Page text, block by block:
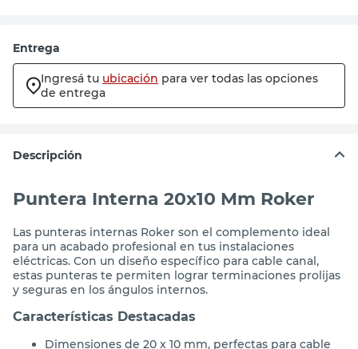
Entrega
Ingresá tu ubicación para ver todas las opciones
de entrega
Descripción
Puntera Interna 20x10 Mm Roker
Las punteras internas Roker son el complemento ideal
para un acabado profesional en tus instalaciones
eléctricas. Con un diseño específico para cable canal,
estas punteras te permiten lograr terminaciones prolijas
y seguras en los ángulos internos.
Características Destacadas
Dimensiones de 20 x 10 mm, perfectas para cable